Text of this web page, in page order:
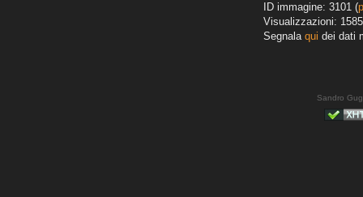
ID immagine: 3101 (
Visualizzazioni: 1585
Segnala qui dei dati
Sandro